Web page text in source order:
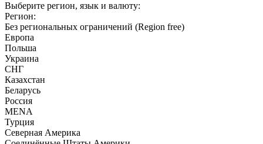
Выберите регион, язык и валюту:
Регион:
Без региональных ограничений (Region free)
Европа
Польша
Украина
СНГ
Казахстан
Беларусь
Россия
MENA
Турция
Северная Америка